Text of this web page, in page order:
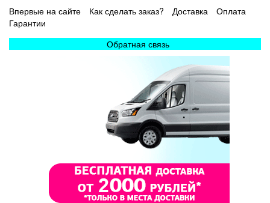
Впервые на сайте
Как сделать заказ? Доставка
Оплата
Гарантии
Обратная связь